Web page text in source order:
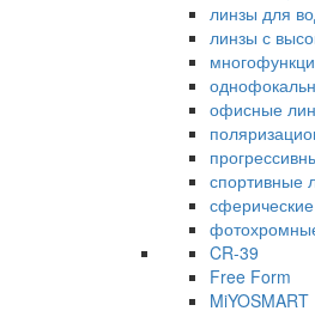
линзы для
линзы с
офисные
спортивные
CR-39
Free Form
MiYOSMART